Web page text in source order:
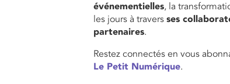
événementielles, la
les jours à travers ses
partenaires.
Restez connectés en vous
Le Petit Numérique.